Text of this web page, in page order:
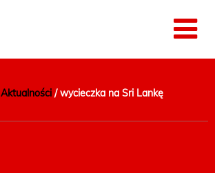
Aktualności /wycieczka na Sri Lankę